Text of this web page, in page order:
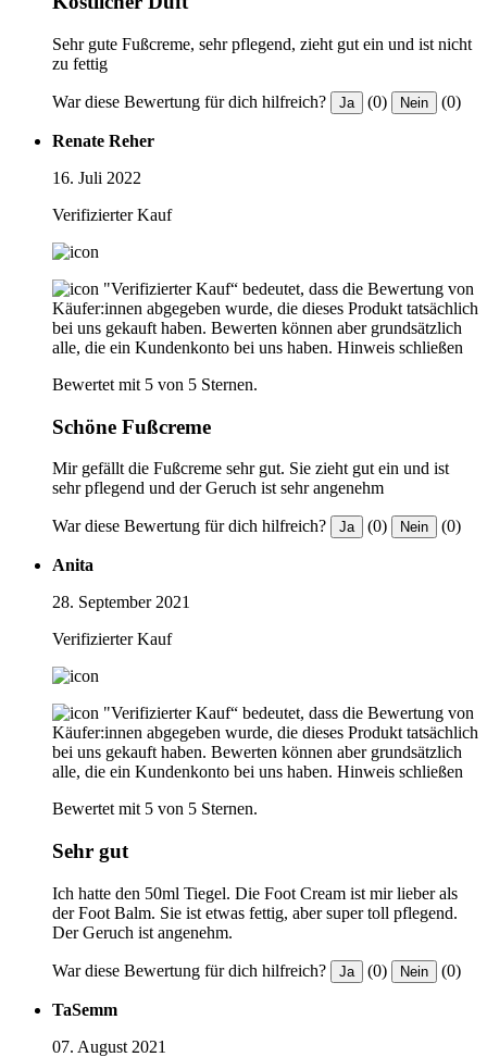
Sehr gute Fußcreme, sehr pflegend, zieht gut ein und ist nicht
zu fettig
War diese Bewertung für dich hilfreich? Ja (0) Nein (0)
Renate Reher
16. Juli 2022
Verifizierter Kauf
"Verifizierter Kauf“ bedeutet, dass die Bewertung von
Käufer:innen abgegeben wurde, die dieses Produkt tatsächlich
bei uns gekauft haben. Bewerten können aber grundsätzlich
alle, die ein Kundenkonto bei uns haben. Hinweis schließen
Bewertet mit 5 von 5 Sternen.
Schöne Fußcreme
Mir gefällt die Fußcreme sehr gut. Sie zieht gut ein und ist
sehr pflegend und der Geruch ist sehr angenehm
War diese Bewertung für dich hilfreich? Ja (0) Nein (0)
Anita
28. September 2021
Verifizierter Kauf
"Verifizierter Kauf“ bedeutet, dass die Bewertung von
Käufer:innen abgegeben wurde, die dieses Produkt tatsächlich
bei uns gekauft haben. Bewerten können aber grundsätzlich
alle, die ein Kundenkonto bei uns haben. Hinweis schließen
Bewertet mit 5 von 5 Sternen.
Sehr gut
Ich hatte den 50ml Tiegel. Die Foot Cream ist mir lieber als
der Foot Balm. Sie ist etwas fettig, aber super toll pflegend.
Der Geruch ist angenehm.
War diese Bewertung für dich hilfreich? Ja (0) Nein (0)
TaSemm
07. August 2021